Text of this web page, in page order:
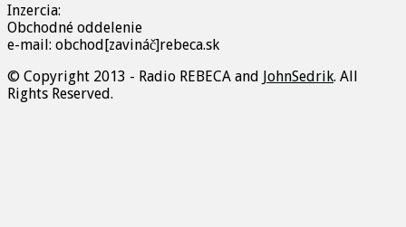
Inzercia:
Obchodné oddelenie
e-mail: obchod[zavináč]rebeca.sk
© Copyright 2013 - Radio REBECA and JohnSedrik. All
Rights Reserved.